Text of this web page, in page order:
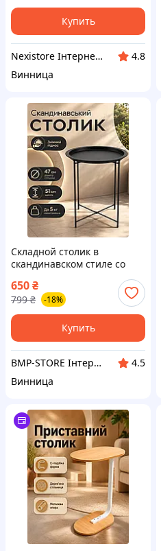
Купить
Nexistore Інтернет магазин
4.8
Винница
Складной столик в
скандинавском стиле со
диаметром 47 см высотой
51 см Черный
650₴
799 ₴ -18%
Купить
BMP-STORE Інтернет магазин
4.5
Винница